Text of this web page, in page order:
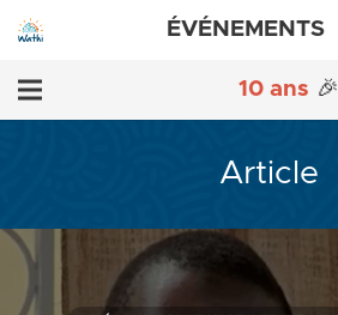
ÉVÉNEMENTS
10 ans 🎉
Article